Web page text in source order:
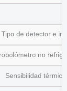
Tipo de detector e
no
Sensibilidad